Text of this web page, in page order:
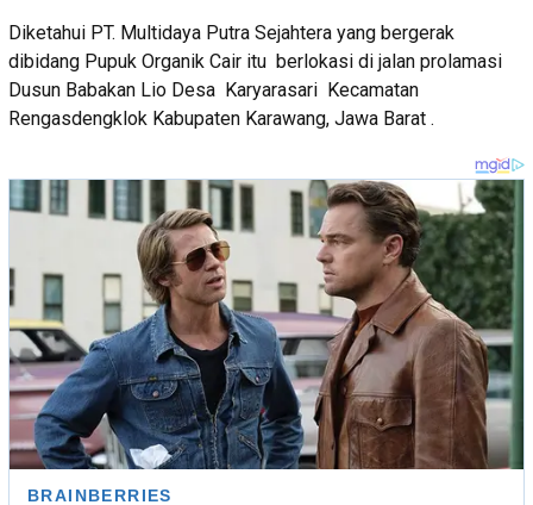
Diketahui PT. Multidaya Putra Sejahtera yang bergerak
dibidang Pupuk Organik Cair itu berlokasi di jalan prolamasi
Dusun Babakan Lio Desa Karyarasari Kecamatan
Rengasdengklok Kabupaten Karawang, Jawa Barat .